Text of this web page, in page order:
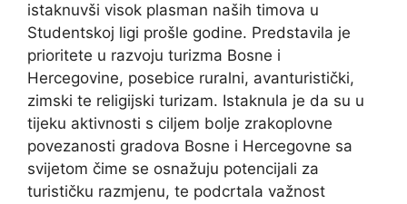
istaknuvši visok plasman naših timova u
Studentskoj ligi prošle godine. Predstavila je
prioritete u razvoju turizma Bosne i
Hercegovine, posebice ruralni, avanturistički,
zimski te religijski turizam. Istaknula je da su u
tijeku aktivnosti s ciljem bolje zrakoplovne
povezanosti gradova Bosne i Hercegovne sa
svijetom čime se osnažuju potencijali za
turističku razmjenu, te podcrtala važnost